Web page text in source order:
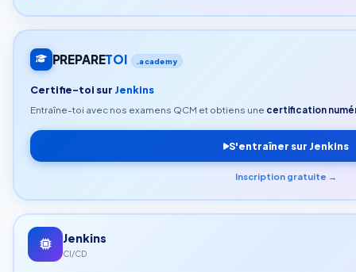
PREPARETOI .academy
Certifie-toi sur Jenkins
Entraîne-toi avec nos examens QCM et obtiens une certification
S'entraîner sur Jenkins
Inscription gratuite →
Jenkins
CI/CD